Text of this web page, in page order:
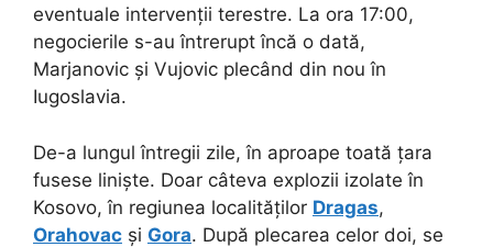
eventuale intervenții terestre. La ora 17:00,
negocierile s-au întrerupt încă o dată,
Marjanovic și Vujovic plecând din nou în
Iugoslavia.
De-a lungul întregii zile, în aproape toată țara
fusese liniște. Doar câteva explozii izolate în
Kosovo, în regiunea localităților Dragas,
Orahovac și Gora. După plecarea celor doi, se